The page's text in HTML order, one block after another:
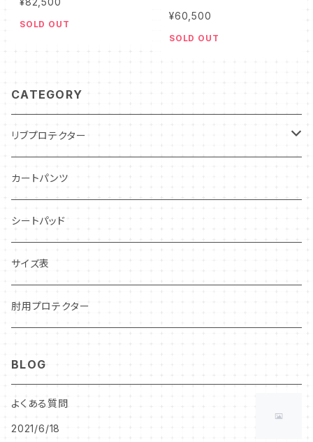
SOLD OUT
¥60,500
SOLD OUT
CATEGORY
リブプロテクター
インドア・レンタルカート用
レーシングカート用
CARCON
CARBON LEVLAR
CIK–FIA公認
OUTLET❗️
カートパンツ
シートパッド
サイズ表
肘用プロテクター
BLOG
よくある質問
2021/6/18